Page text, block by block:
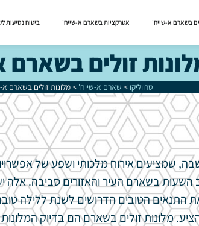
בשארם א-שייח' אטרקציות בשארם א-שייח' ביטוח נסיעות
זולים
טרווליקו > שארם א-שייח' >מלונות זולים בשארם
שמציעים אירוח מלכותי ושפע של
בשארם העיר והאזורים סביבה. אלה
התנאים הטובים הדרושים לשנת ללילה
מלונות זולים בשארם הם בדיוק